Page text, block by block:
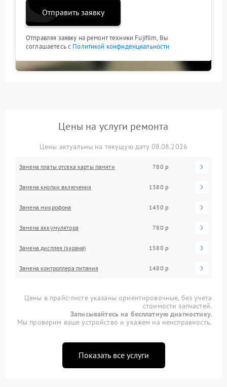
Отправить заявку
Отправляя заявку на ремонт техники Fujifilm, Вы
соглашаетесь с Политикой конфиденциальности
Цены на услуги ремонта
Цены актуальны на текущую дату 08.08.2026
Замена платы отсека карты памяти 780 р
Замена кнопки включения 1380 р
Замена микрофона 1430 р
Замена аккумулятора 780 р
Замена дисплея (экрана) 1580 р
Замена контроллера питания 1480 р
Цены в прайс-листе указаны ориентировочные, без учета
стоимости запчастей.
Записывайтесь на бесплатную диагностику.
Мы проверим ваше устройство и укажем на неисправность.
Показать все услуги